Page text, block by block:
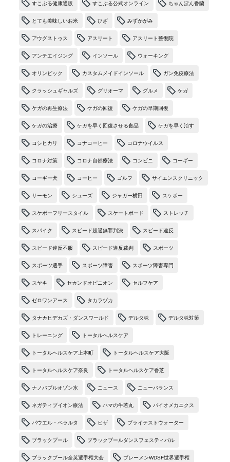
すこぶる健康通販 すこぶる公式オンライン ちゃんぽん香蘭
とても美味しいお米 ひざ みずかがみ
アウグストゥス アスリート アスリート整復院
アンチエイジング インソール ウォーキング
オリンピック カスタムメイドインソール ガン免疫療法
クラッシュギャルズ グリオーマ グルメ ケガ
ケガの再生療法 ケガの回復 ケガの早期回復
ケガの治療 ケガを早く回復させる食品 ケガを早く治す
コシヒカリ コナコーヒー コロナウイルス
コロナ対策 コロナ自然療法 コンビニ コーギー
コーギー犬 コーヒー ゴルフ サイエンスクリニック
サーモン シューズ ジャガー横田 スケボー
スケボーフリースタイル スケートボード ストレッチ
スパイク スピード超過無罪判決 スピード違反
スピード違反不服 スピード違反裁判 スポーツ
スポーツ選手 スポーツ障害 スポーツ障害専門
スヤキ セカンドオピニオン セルフケア
ゼロワンアース タカラヅカ
タナカヒデカズ・ダンスワールド デルタ株 デルタ株対策
トレーニング トータルヘルスケア
トータルヘルスケア上本町 トータルヘルスケア大阪
トータルヘルスケア奈良 トータルヘルスケア香芝
ナノバブルオゾン水 ニュース ニューバランス
ネガティブイオン療法 ハマの牛若丸 バイオメカニクス
パウエル・ペラルタ ヒザ ブライテストウォーター
ブラックプール ブラックプールダンスフェスティバル
ブラックプール全英選手権大会 ブレーメンWDSF世界選手権